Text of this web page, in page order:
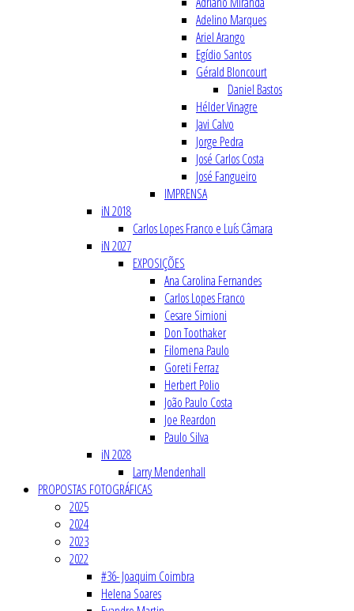
Adelino Marques
Ariel Arango
Egídio Santos
Gérald Bloncourt
Daniel Bastos
Hélder Vinagre
Javi Calvo
Jorge Pedra
José Carlos Costa
José Fangueiro
IMPRENSA
iN 2018
Carlos Lopes Franco e Luís Câmara
iN 2027
EXPOSIÇÕES
Ana Carolina Fernandes
Carlos Lopes Franco
Cesare Simioni
Don Toothaker
Filomena Paulo
Goreti Ferraz
Herbert Polio
João Paulo Costa
Joe Reardon
Paulo Silva
iN 2028
Larry Mendenhall
PROPOSTAS FOTOGRÁFICAS
2025
2024
2023
2022
#36- Joaquim Coimbra
Helena Soares